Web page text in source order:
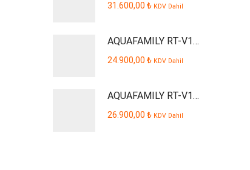
31.600,00 ₺ KDV Dahil
AQUAFAMILY RT-V109-P Smart Dijital Kabinli Pompalı Su Arıtma Cihazı
24.900,00 ₺ KDV Dahil
AQUAFAMILY RT-V110-P Smart Dijital Kabinli Pompalı Su Arıtma Cihazı
26.900,00 ₺ KDV Dahil